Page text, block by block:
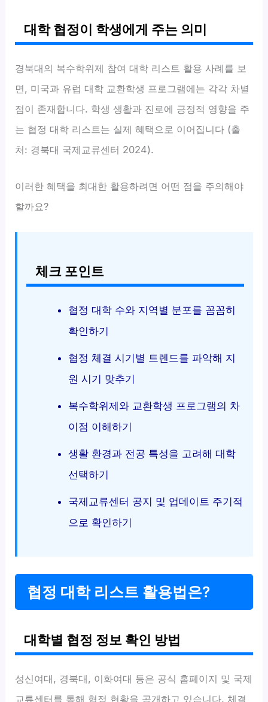
대학 협정이 학생에게 주는 의미
경북대의 복수학위제 참여 대학 리스트 활용 사례를 보
면, 미국과 유럽 대학 교환학생 프로그램에는 각각 차별
점이 존재합니다. 학생 생활과 진로에 긍정적 영향을 주
는 협정 대학 리스트는 실제 혜택으로 이어집니다 (출
처: 경북대 국제교류센터 2024).
이러한 혜택을 최대한 활용하려면 어떤 점을 주의해야
할까요?
체크 포인트
협정 대학 수와 지역별 분포를 꼼꼼히
확인하기
협정 체결 시기별 트렌드를 파악해 지
원 시기 맞추기
복수학위제와 교환학생 프로그램의 차
이점 이해하기
생활 환경과 전공 특성을 고려해 대학
선택하기
국제교류센터 공지 및 업데이트 주기적
으로 확인하기
협정 대학 리스트 활용법은?
대학별 협정 정보 확인 방법
성신여대, 경북대, 이화여대 등은 공식 홈페이지 및 국제
교류센터를 통해 협정 현황을 공개하고 있습니다. 체결